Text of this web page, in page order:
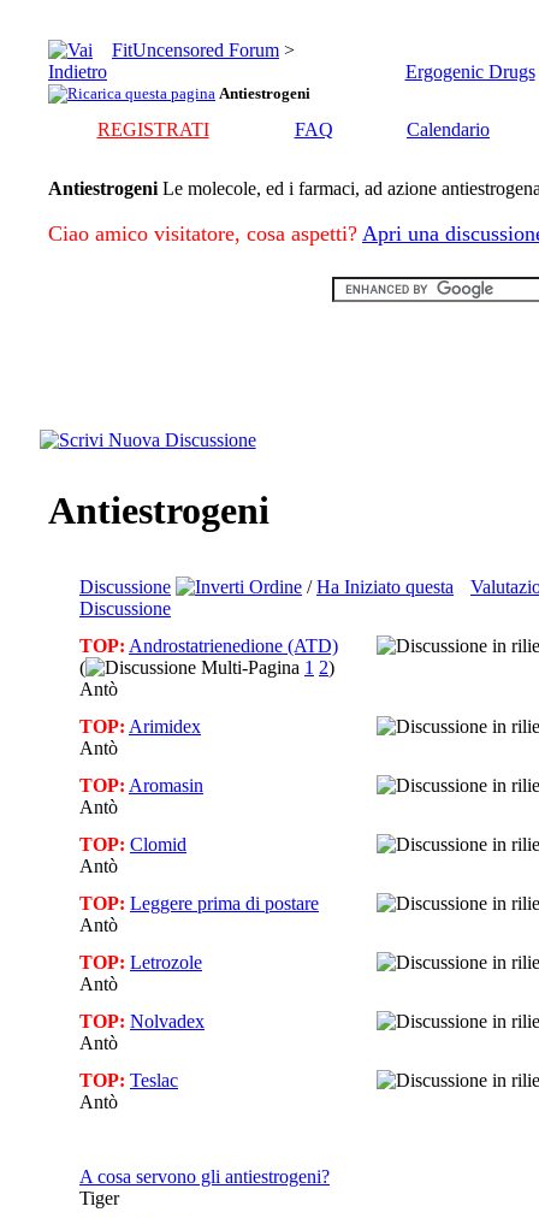
FitUncensored Forum >
Ergogenic Drugs
Antiestrogeni
REGISTRATI FAQ Calendario
Antiestrogeni Le molecole, ed i farmaci, ad azione
Ciao amico visitatore, cosa aspetti? Apri una
Antiestrogeni
Discussione /Ha Iniziato questa
Discussione
TOP: Androstatrienedione (ATD)
(
1 2)
Antò
TOP: Arimidex
Antò
TOP: Aromasin
Antò
TOP: Clomid
Antò
TOP: Leggere prima di postare
Antò
TOP: Letrozole
Antò
TOP: Nolvadex
Antò
TOP: Teslac
Antò
A cosa servono gli antiestrogeni?
Tiger